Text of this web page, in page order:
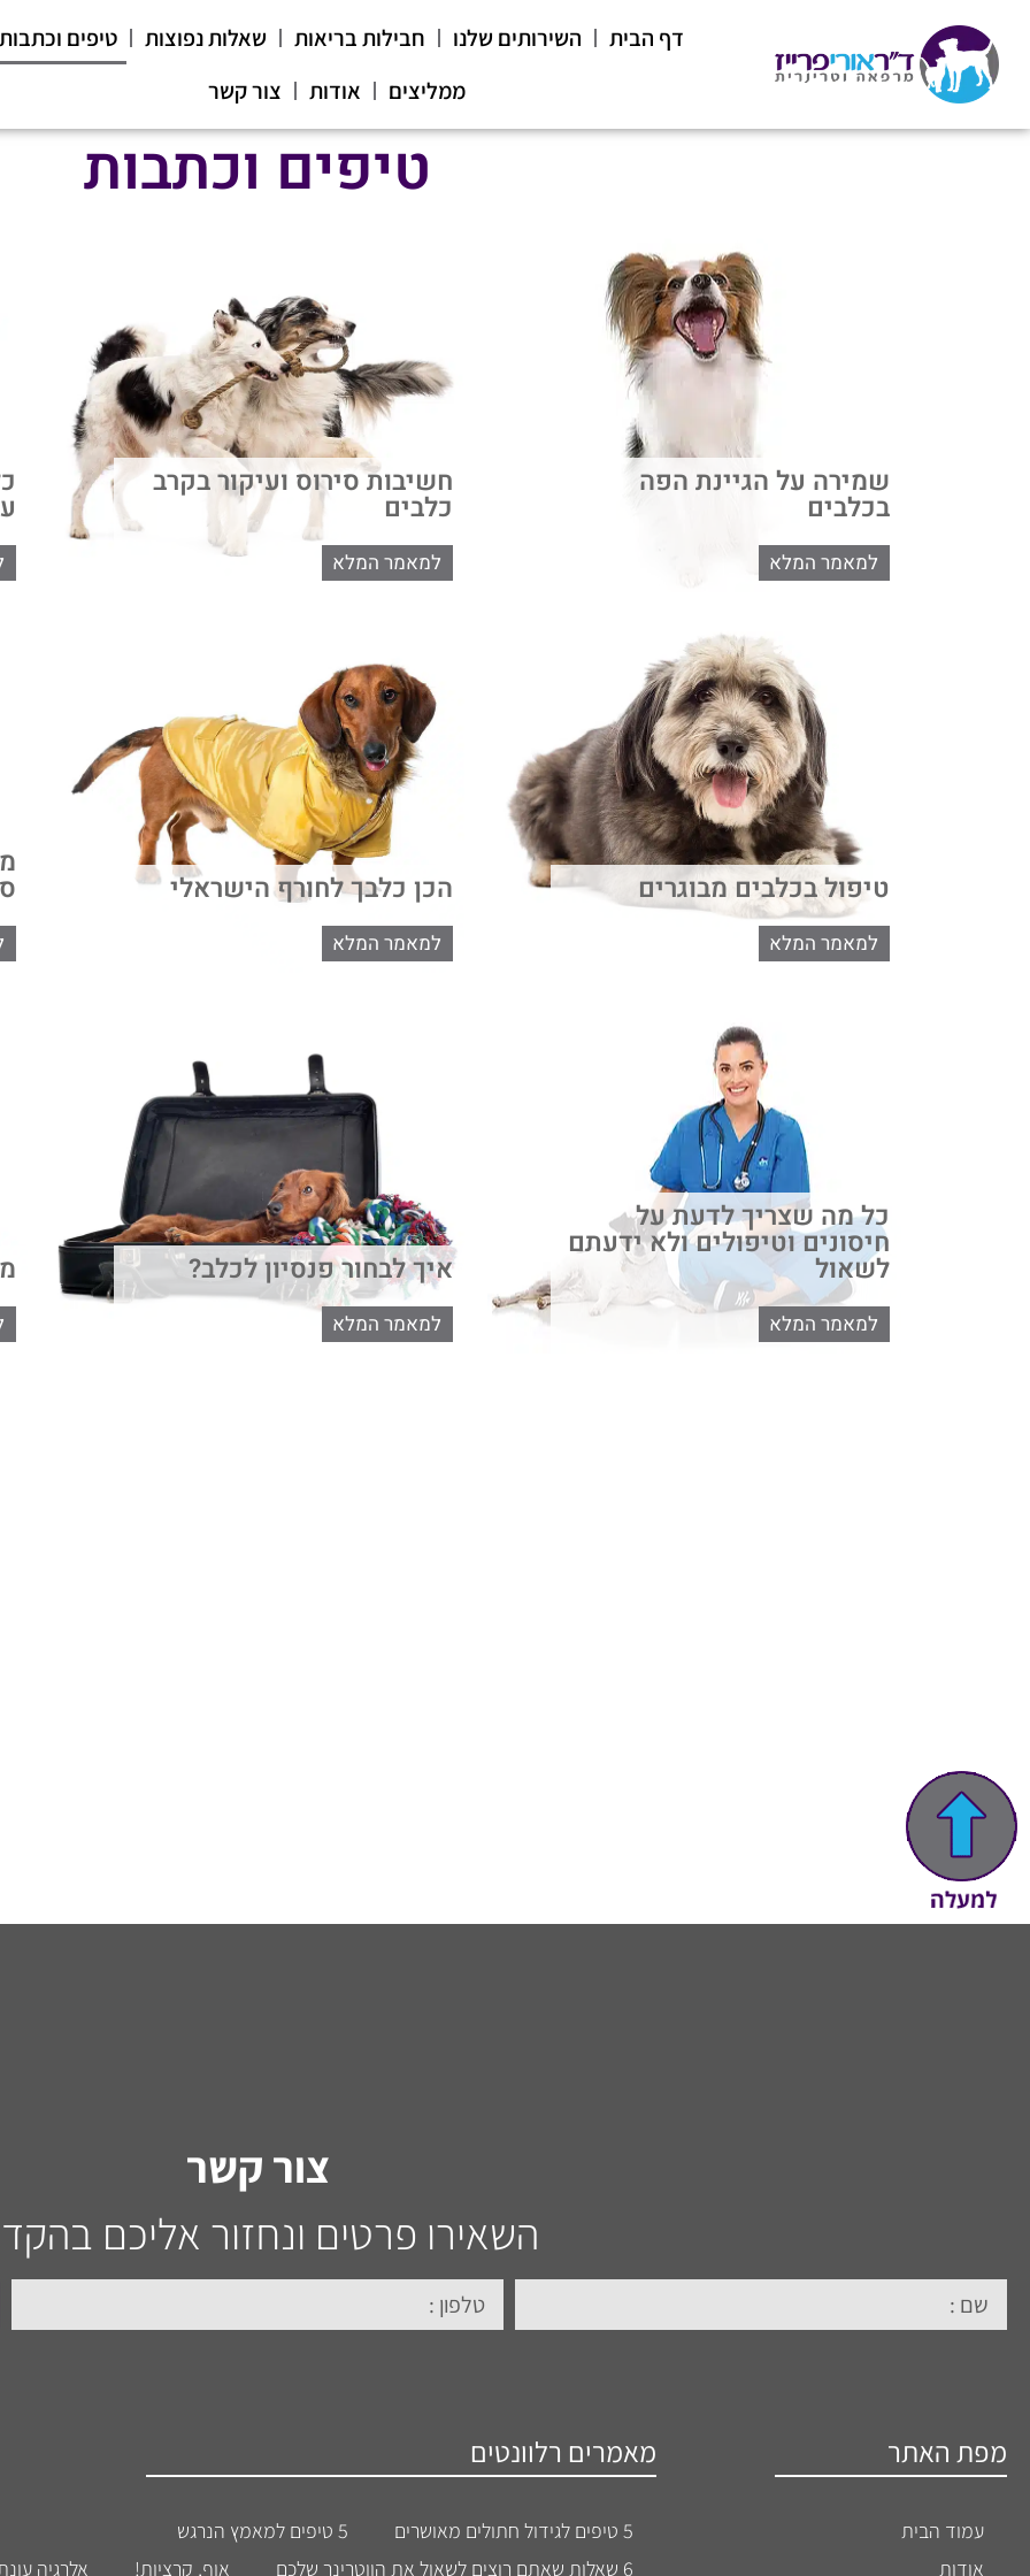
דף הבית השירותים שלנו חבילות בריאות שאלות נפוצות
טיפים וכתבות
ממליצים
אודות צור קשר
טיפים וכתבות
שמירה על הגיינת הפה
בכלבים
למאמר המלא
חשיבות סירוס ועיקור בקרב
כלבים
למאמר המלא
טיפול בכלבים מבוגרים
למאמר המלא
הכן כלבך לחורף הישראלי
למאמר המלא
כל מה שצריך לדעת על
חיסונים וטיפולים ולא ידעתם
לשאול
למאמר המלא
איך לבחור פנסיון לכלב?
למאמר המלא
צור קשר
השאירו פרטים ונחזור אליכם
מפת האתר
עמוד הבית
אודות
מאמרים רלוונטים
5 טיפים לגידול חתולים מאושרים
5 טיפים למאמץ הנרגש
6 שאלות שאתם רוצים לשאול את הווטרינר שלכם
אוף, קרציות! אלרגיה